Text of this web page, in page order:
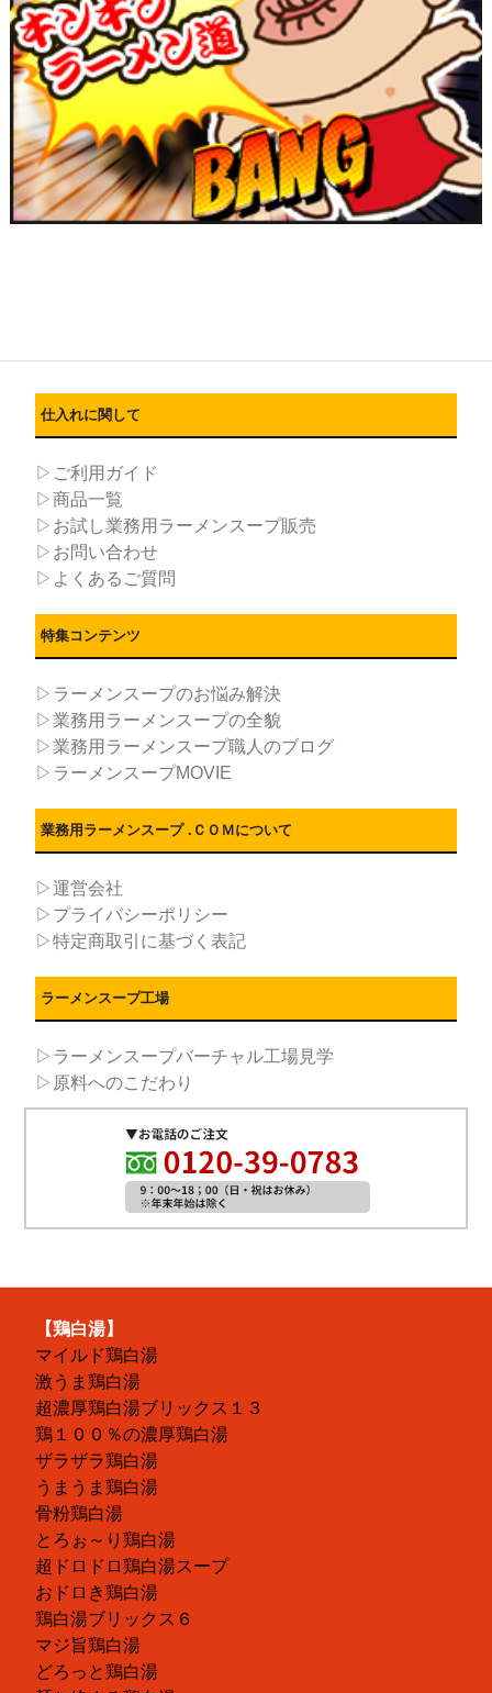
仕入れに関して
▷ご利用ガイド
▷商品一覧
▷お試し業務用ラーメンスープ販売
▷お問い合わせ
▷よくあるご質問
特集コンテンツ
▷ラーメンスープのお悩み解決
▷業務用ラーメンスープの全貌
▷業務用ラーメンスープ職人のブログ
▷ラーメンスープMOVIE
業務用ラーメンスープ .ＣＯＭについて
▷運営会社
▷プライバシーポリシー
▷特定商取引に基づく表記
ラーメンスープ工場
▷ラーメンスープバーチャル工場見学
▷原料へのこだわり
【鶏白湯】
マイルド鶏白湯
激うま鶏白湯
超濃厚鶏白湯ブリックス１３
鶏１００％の濃厚鶏白湯
ザラザラ鶏白湯
うまうま鶏白湯
骨粉鶏白湯
とろぉ～り鶏白湯
超ドロドロ鶏白湯スープ
おドロき鶏白湯
鶏白湯ブリックス６
マジ旨鶏白湯
どろっと鶏白湯